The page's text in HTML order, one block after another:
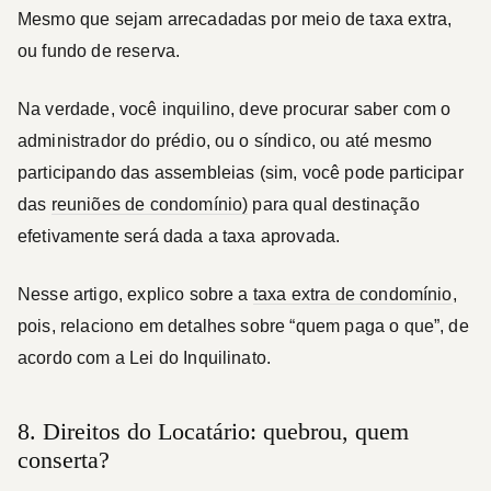
Mesmo que sejam arrecadadas por meio de taxa extra,
ou fundo de reserva.
Na verdade, você inquilino, deve procurar saber com o
administrador do prédio, ou o síndico, ou até mesmo
participando das assembleias (sim, você pode participar
das reuniões de condomínio) para qual destinação
efetivamente será dada a taxa aprovada.
Nesse artigo, explico sobre a taxa extra de condomínio,
pois, relaciono em detalhes sobre “quem paga o que”, de
acordo com a Lei do Inquilinato.
8. Direitos do Locatário: quebrou, quem
conserta?